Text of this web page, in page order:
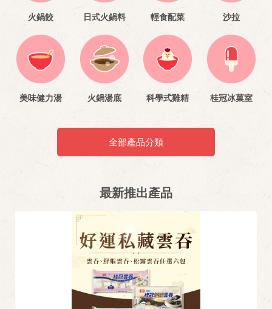
火鍋餃 日式火鍋料 輕食配菜 沙拉
美味健力湯 火鍋湯底 科學式雞精 桂冠冰菓室
全部產品分類
最新推出產品